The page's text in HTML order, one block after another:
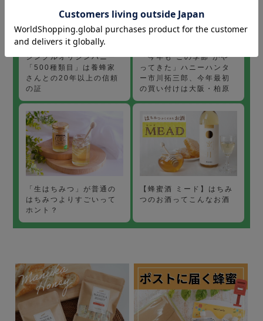
シングルオリジンハニー
「500種類目」は養蜂家
さんとの20年以上の信頼
の証
「今年も“この季節”がや
ってきた」ハニーハンタ
ー市川拓三郎、今年最初
の買い付けは大阪・柏原
「生はちみつ」が普通の
はちみつよりすごいって
ホント？
【蜂蜜酒 ミード】はちみ
つのお酒ってこんなお酒